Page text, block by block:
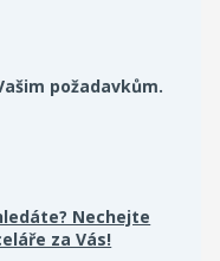
požadavkům.
Nechejte
za Vás!